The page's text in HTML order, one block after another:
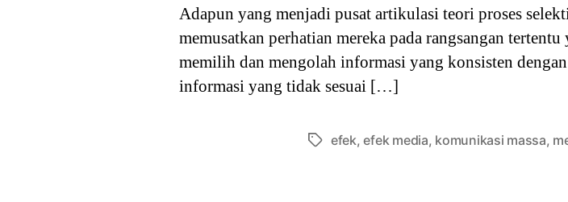
Adapun yang menjadi pusat artikulasi teori proses
memusatkan perhatian mereka pada rangsangan
memilih dan mengolah informasi yang konsisten
informasi yang tidak sesuai […]
Tagsefek,efek media, komunikasi massa,